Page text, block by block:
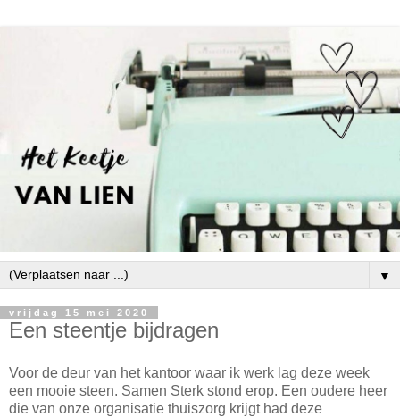
▼
vrijdag 15 mei 2020
Een steentje bijdragen
Voor de deur van het kantoor waar ik werk lag deze week
een mooie steen. Samen Sterk stond erop. Een oudere heer
die van onze organisatie thuiszorg krijgt had deze